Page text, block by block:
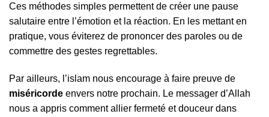
Ces méthodes simples permettent de créer une pause
salutaire entre l’émotion et la réaction. En les mettant en
pratique, vous éviterez de prononcer des paroles ou de
commettre des gestes regrettables.
Par ailleurs, l’islam nous encourage à faire preuve de
miséricorde envers notre prochain. Le messager d’Allah
nous a appris comment allier fermeté et douceur dans